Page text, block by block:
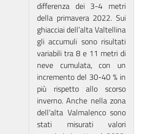
differenza dei 3-4 metri
della primavera 2022. Sui
ghiacciai dell’alta Valtellina
gli accumuli sono risultati
variabili tra 8 e 11 metri di
neve cumulata, con un
incremento del 30-40 % in
più rispetto allo scorso
inverno. Anche nella zona
dell’alta Valmalenco sono
stati misurati valori